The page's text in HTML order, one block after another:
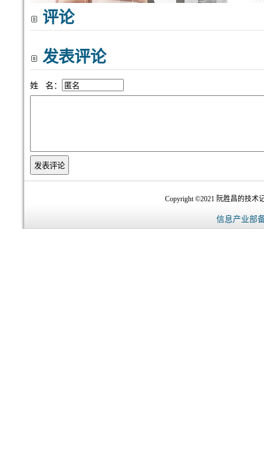
评论
发表评论
姓 名：
Copyright ©2021 阮胜昌的技术
信息产业部